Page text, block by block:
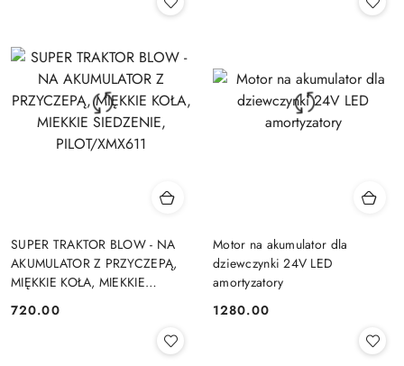
SUPER TRAKTOR BLOW - NA
AKUMULATOR Z PRZYCZEPĄ,
MIĘKKIE KOŁA, MIEKKIE
SIEDZENIE, PILOT/XMX611
Cena:
720.00
Motor na akumulator dla
dziewczynki 24V LED
amortyzatory
Cena:
1280.00